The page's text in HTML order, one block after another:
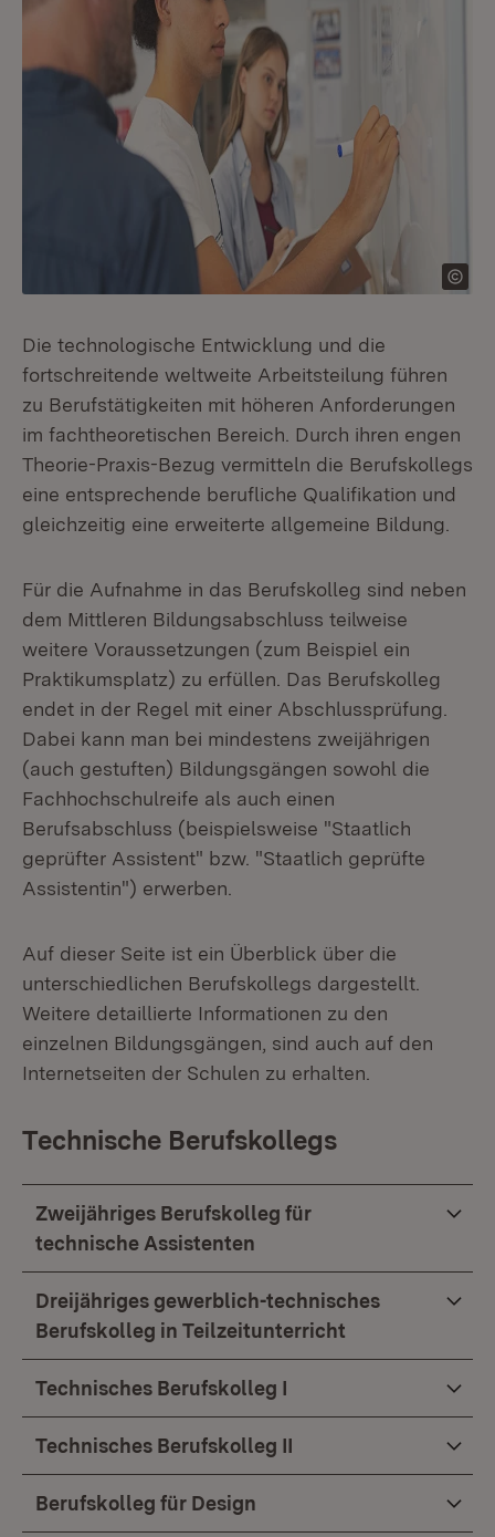
Die technologische Entwicklung und die
fortschreitende weltweite Arbeitsteilung führen
zu Berufstätigkeiten mit höheren Anforderungen
im fachtheoretischen Bereich. Durch ihren engen
Theorie-Praxis-Bezug vermitteln die Berufskollegs
eine entsprechende berufliche Qualifikation und
gleichzeitig eine erweiterte allgemeine Bildung.
Für die Aufnahme in das Berufskolleg sind neben
dem Mittleren Bildungsabschluss teilweise
weitere Voraussetzungen (zum Beispiel ein
Praktikumsplatz) zu erfüllen. Das Berufskolleg
endet in der Regel mit einer Abschlussprüfung.
Dabei kann man bei mindestens zweijährigen
(auch gestuften) Bildungsgängen sowohl die
Fachhochschulreife als auch einen
Berufsabschluss (beispielsweise "Staatlich
geprüfter Assistent" bzw. "Staatlich geprüfte
Assistentin") erwerben.
Auf dieser Seite ist ein Überblick über die
unterschiedlichen Berufskollegs dargestellt.
Weitere detaillierte Informationen zu den
einzelnen Bildungsgängen, sind auch auf den
Internetseiten der Schulen zu erhalten.
Technische Berufskollegs
Zweijähriges Berufskolleg für
technische Assistenten
Dreijähriges gewerblich-technisches
Berufskolleg in Teilzeitunterricht
Technisches Berufskolleg I
Technisches Berufskolleg II
Berufskolleg für Design